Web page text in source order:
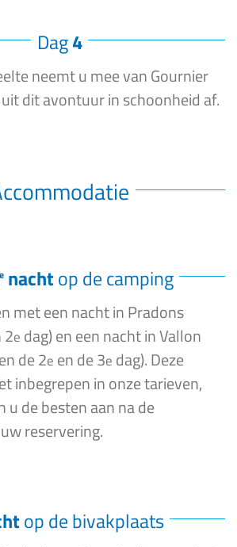
Dag4
neemt u mee van Gournier
dit avontuur in schoonheid af.
enachtop de camping
met een nacht in Pradons
2e dag) en een nacht in Vallon
de 2e en de 3e dag). Deze
inbegrepen in onze tarieven,
u de besten aan na de
reservering.
op de bivakplaats